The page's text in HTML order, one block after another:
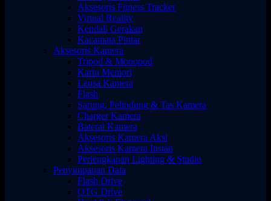
Aksesoris Fitness Tracker
Virtual Reality
Kendali Gerakan
Kacamata Pintar
Aksesoris Kamera
Tripod & Monopod
Kartu Memori
Lensa Kamera
Flash
Sarung, Pelindung & Tas Kamera
Charger Kamera
Baterai Kamera
Aksesoris Kamera Aksi
Aksesoris Kamera Instan
Perlengkapan Lighting & Studio
Penyimpanan Data
Flash Drive
OTG Drive